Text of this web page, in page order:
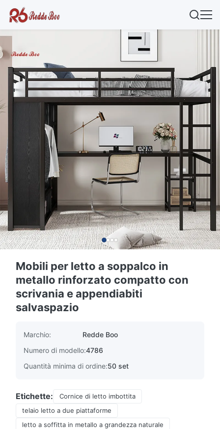
Mobili per letto a soppalco in
metallo rinforzato compatto con
scrivania e appendiabiti
salvaspazio
Marchio:
Redde Boo
Numero di modello:4786
Quantità minima di ordine:50 set
Etichette:
Cornice di letto imbottita
telaio letto a due piattaforme
letto a soffitta in metallo a grandezza naturale